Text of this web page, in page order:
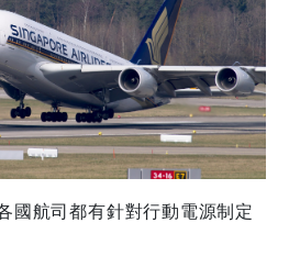
國航司都有針對行動電源制定